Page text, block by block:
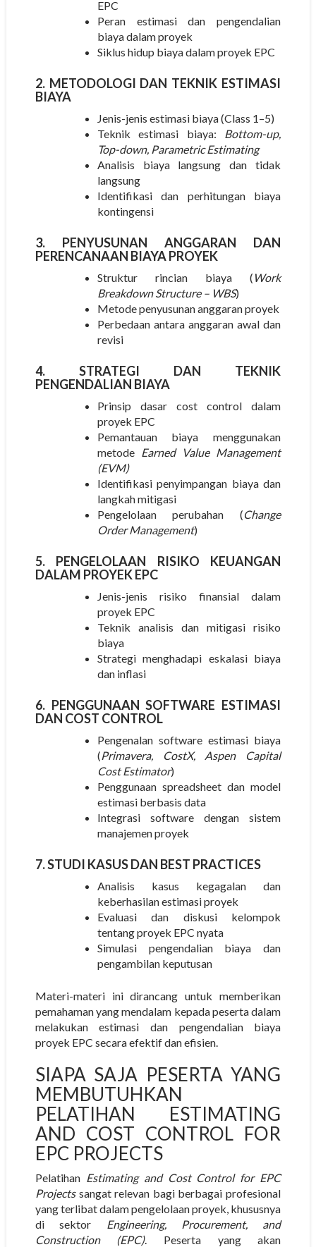
EPC
Peran estimasi dan pengendalian
biaya dalam proyek
Siklus hidup biaya dalam proyek EPC
2. METODOLOGI DAN TEKNIK ESTIMASI
BIAYA
Jenis-jenis estimasi biaya (Class 1–5)
Teknik estimasi biaya: Bottom-up,
Top-down, Parametric Estimating
Analisis biaya langsung dan tidak
langsung
Identifikasi dan perhitungan biaya
kontingensi
3. PENYUSUNAN ANGGARAN DAN
PERENCANAAN BIAYA PROYEK
Struktur rincian biaya ( Work
Breakdown Structure – WBS)
Metode penyusunan anggaran proyek
Perbedaan antara anggaran awal dan
revisi
4. STRATEGI DAN TEKNIK
PENGENDALIAN BIAYA
Prinsip dasar cost control dalam
proyek EPC
Pemantauan biaya menggunakan
metode Earned Value Management
(EVM)
Identifikasi penyimpangan biaya dan
langkah mitigasi
Pengelolaan perubahan (Change
Order Management)
5. PENGELOLAAN RISIKO KEUANGAN
DALAM PROYEK EPC
Jenis-jenis risiko finansial dalam
proyek EPC
Teknik analisis dan mitigasi risiko
biaya
Strategi menghadapi eskalasi biaya
dan inflasi
6. PENGGUNAAN SOFTWARE ESTIMASI
DAN COST CONTROL
Pengenalan software estimasi biaya
(Primavera, CostX, Aspen Capital
Cost Estimator)
Penggunaan spreadsheet dan model
estimasi berbasis data
Integrasi software dengan sistem
manajemen proyek
7. STUDI KASUS DAN BEST PRACTICES
Analisis kasus kegagalan dan
keberhasilan estimasi proyek
Evaluasi dan diskusi kelompok
tentang proyek EPC nyata
Simulasi pengendalian biaya dan
pengambilan keputusan
Materi-materi ini dirancang untuk memberikan
pemahaman yang mendalam kepada peserta dalam
melakukan estimasi dan pengendalian biaya
proyek EPC secara efektif dan efisien.
SIAPA SAJA PESERTA YANG
MEMBUTUHKAN
PELATIHAN ESTIMATING
AND COST CONTROL FOR
EPC PROJECTS
Pelatihan Estimating and Cost Control for EPC
Projectssangat relevan bagi berbagai profesional
yang terlibat dalam pengelolaan proyek, khususnya
di sektor Engineering, Procurement, and
Construction (EPC). Peserta yang akan